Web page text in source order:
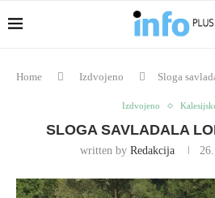
Home Izdvojeno Sloga
Izdvojeno
SLOGA SAVLADALA
written by Redakcija